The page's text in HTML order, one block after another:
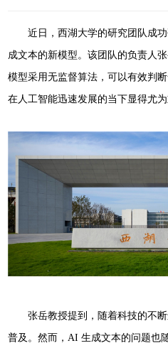
近日，西湖大学的研究团队成功
成文本的新模型。该团队的负责人
模型采用无监督算法，可以有效判
在人工智能迅速发展的当下显得尤为
张岳教授提到，随着科技的不断
普及。然而，AI 生成文本的问题也